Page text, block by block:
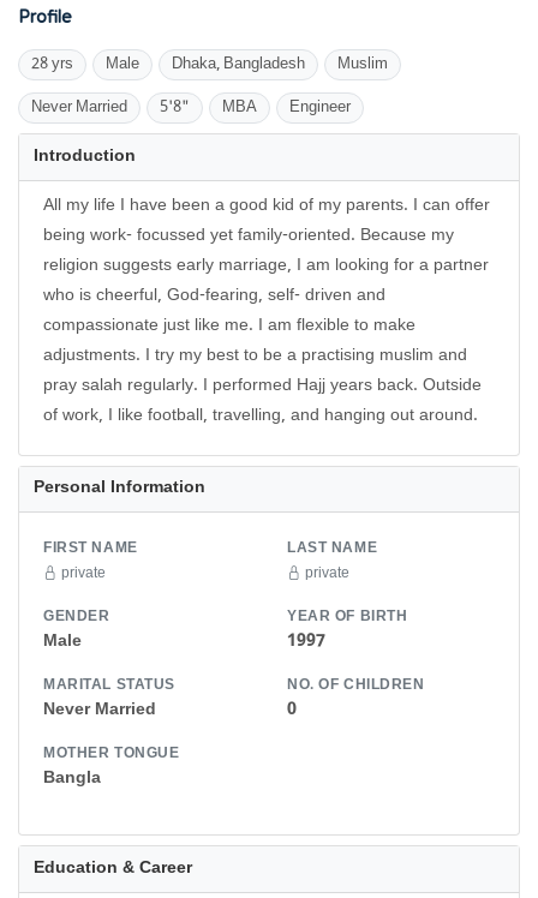
Profile
28 yrs Male Dhaka, Bangladesh Muslim
Never Married 5'8" MBA Engineer
Introduction
All my life I have been a good kid of my parents. I can offer
being work- focussed yet family-oriented. Because my
religion suggests early marriage, I am looking for a partner
who is cheerful, God-fearing, self- driven and
compassionate just like me. I am flexible to make
adjustments. I try my best to be a practising muslim and
pray salah regularly. I performed Hajj years back. Outside
Personal Information
FIRST NAME
private
LAST NAME
private
GENDER
Male
YEAR OF BIRTH
1997
MARITAL STATUS
Never Married
NO. OF CHILDREN
0
MOTHER TONGUE
Bangla
Education & Career